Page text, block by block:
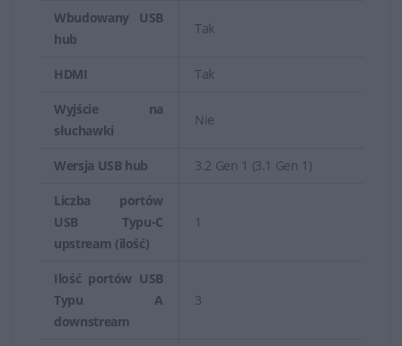
Wbudowany USB
hub
Tak
HDMI Tak
Wyjście na
słuchawki
Nie
Wersja USB hub 3.2 Gen 1 (3.1 Gen 1)
Liczba portów
USB Typu-C
upstream (ilość)
1
Ilość portów USB
Typu A
downstream
3